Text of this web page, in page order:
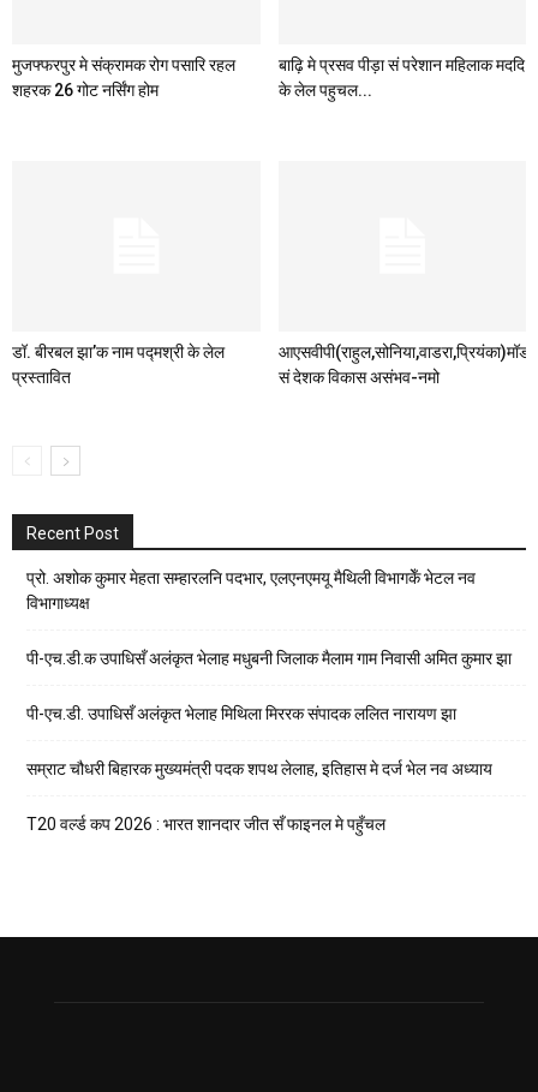
मुजफ्फरपुर मे संक्रामक रोग पसारि रहल
शहरक 26 गोट नर्सिंग होम
बाढ़ि मे प्रसव पीड़ा सं परेशान महिलाक मददि
के लेल पहुचल...
डॉ. बीरबल झा’क नाम पद्मश्री के लेल
प्रस्तावित
सं देशक विकास असंभव-नमो
Recent Post
प्रो. अशोक कुमार मेहता सम्हारलनि पदभार, एलएनएमयू मैथिली विभागकेँ भेटल नव
विभागाध्यक्ष
पी-एच.डी.क उपाधिसँ अलंकृत भेलाह मधुबनी जिलाक मैलाम गाम निवासी अमित कुमार झा
पी-एच.डी. उपाधिसँ अलंकृत भेलाह मिथिला मिररक संपादक ललित नारायण झा
सम्राट चौधरी बिहारक मुख्यमंत्री पदक शपथ लेलाह, इतिहास मे दर्ज भेल नव अध्याय
T20 वर्ल्ड कप 2026 : भारत शानदार जीत सँ फाइनल मे पहुँचल